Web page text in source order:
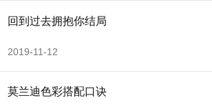
回到过去拥抱你结局
2019-11-12
莫兰迪色彩搭配口诀